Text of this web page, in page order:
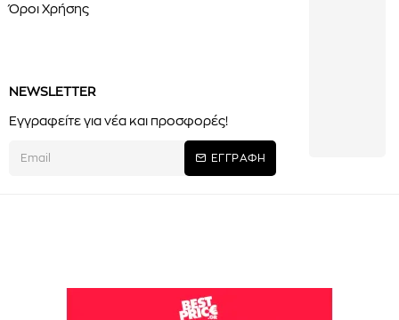
Όροι Χρήσης
NEWSLETTER
Εγγραφείτε για νέα και προσφορές!
ΕΓΓΡΑΦΗ